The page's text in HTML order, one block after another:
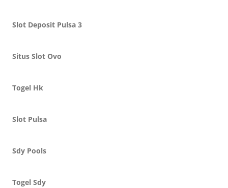
Slot Deposit Pulsa 3
Situs Slot Ovo
Togel Hk
Slot Pulsa
Sdy Pools
Togel Sdy